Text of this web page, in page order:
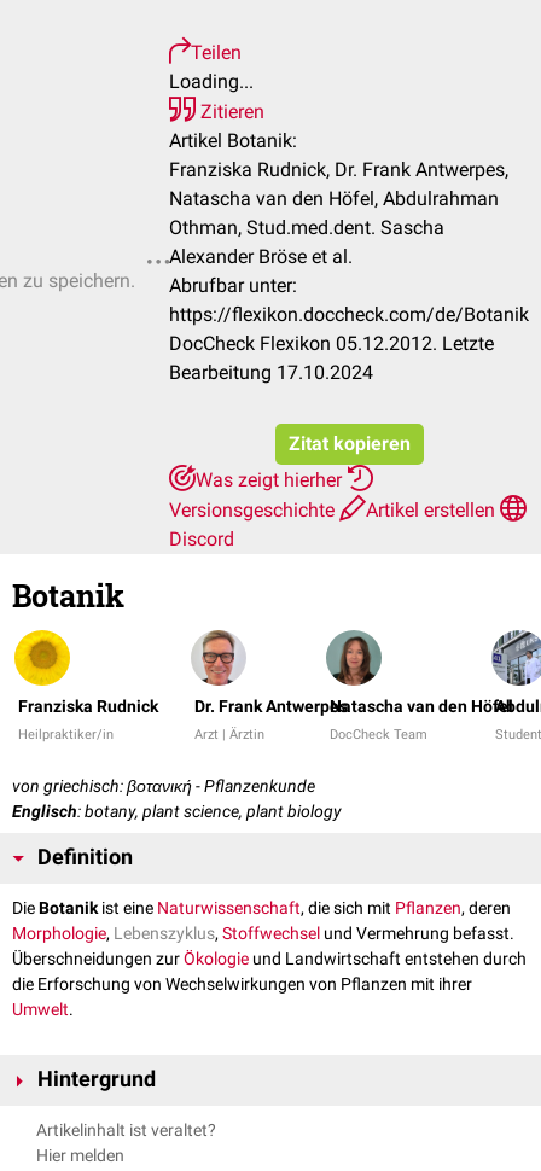
zu speichern.
Teilen
Loading...
Zitieren
Artikel Botanik:
Franziska Rudnick, Dr. Frank Antwerpes,
Natascha van den Höfel, Abdulrahman
Othman, Stud.med.dent. Sascha
Alexander Bröse et al.
Abrufbar unter:
https://flexikon.doccheck.com/de/Botanik
DocCheck Flexikon 05.12.2012. Letzte
Bearbeitung 17.10.2024
Zitat kopieren
Was zeigt hierher
Versionsgeschichte
Artikel erstellen
Discord
Botanik
Franziska Rudnick
Heilpraktiker/in
Dr. Frank Antwerpes
Arzt | Ärztin
Natascha van den Höfel
DocCheck Team
von griechisch: βοτανική - Pflanzenkunde
Englisch: botany, plant science, plant biology
Definition
DieBotanikist eine Naturwissenschaft, die sich mit Pflanzen, deren
Morphologie, Lebenszyklus, Stoffwechsel und Vermehrung befasst.
Überschneidungen zurÖkologie und Landwirtschaft entstehen durch
die Erforschung von Wechselwirkungen von Pflanzen mit ihrer
Umwelt.
Hintergrund
Als Pflanzen im engeren Sinne werden die sogenannten Gefäßpflanzen
verstanden. Diese besitzen ein System aus Leitbahnen, das sie mit
Artikelinhalt ist veraltet?
Hier melden